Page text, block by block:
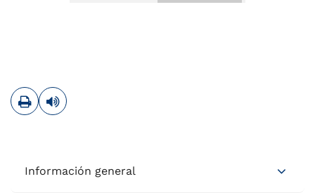
ImprimirLeer contenido
Información general